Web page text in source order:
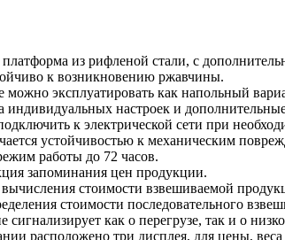
платформа из рифленой стали, с
к возникновению ржавчины.
можно эксплуатировать как напольный
индивидуальных настроек и
к электрической сети при
устойчивостью к механическим
работы до 72 часов.
запоминания цен продукции.
стоимости взвешиваемой
стоимости последовательного
сигнализирует как о перегрузе, так и о
расположено три дисплея, для цены,